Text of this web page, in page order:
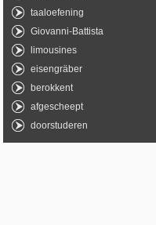
taaloefening
Giovanni-Battista
limousines
eisengräber
berokkent
afgescheept
doorstuderen